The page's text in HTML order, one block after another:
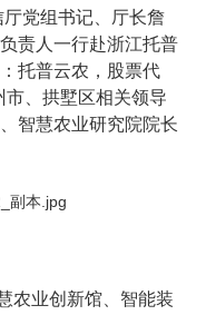
党组书记、厅长詹
责人一行赴浙江托普
托普云农，股票代
、拱墅区相关领导
智慧农业研究院院长
农业创新馆、智能装